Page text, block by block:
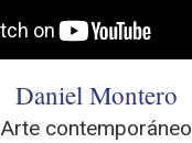
Daniel Montero
Arte contemporáneo